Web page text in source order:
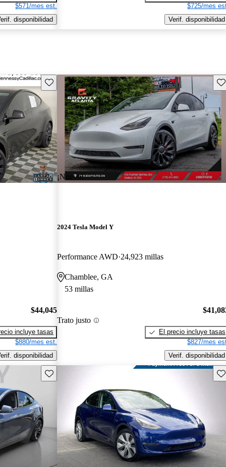
$571/mes est.
disponibilidad
$725/mes
Verif. disponibilidad
Guarda este Aviso
$44,045
incluye tasas
$880/mes est.
disponibilidad
¡Nuevo!
2024 Tesla Model Y
Performance AWD 24,923 millas
Chamblee, GA
53 millas
Trato justo
El precio incluye tasas
$827/mes
Verif. disponibilidad
Guarda este Aviso